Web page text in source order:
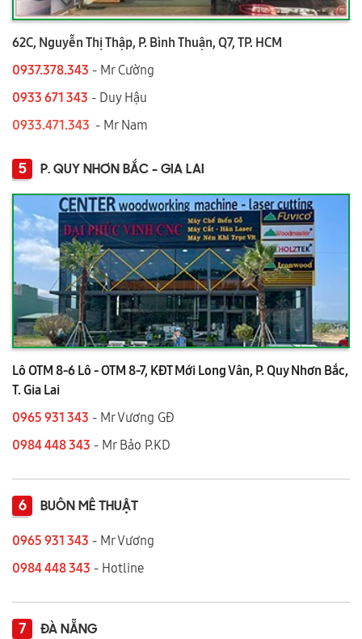
62C, Nguyễn Thị Thập, P. Bình Thuận, Q7, TP. HCM
0937.378.343 - Mr Cường
0933 671 343 - Duy Hậu
0933.471.343 - Mr Nam
5 P. QUY NHƠN BẮC - GIA LAI
Lô OTM 8-6 Lô - OTM 8-7, KĐT Mới Long Vân, P. Quy Nhơn Bắc,
T. Gia Lai
0965 931 343 - Mr Vương GĐ
0984 448 343 - Mr Bảo P.KD
6 BUÔN MÊ THUẬT
0965 931 343 - Mr Vương
0984 448 343 - Hotline
7 ĐÀ NẴNG